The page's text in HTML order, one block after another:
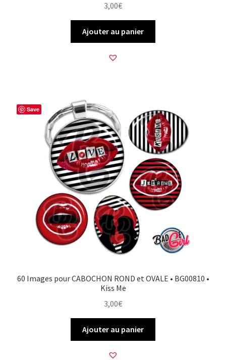
3,00€
Ajouter au panier
Save
60 Images pour CABOCHON ROND et OVALE • BG00810 •
Kiss Me
3,00€
Ajouter au panier